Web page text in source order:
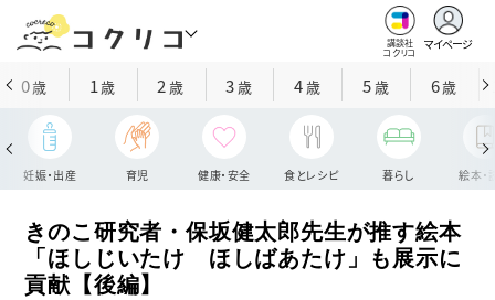
講談社
コクリコ
マイページ
0歳 1歳 2 歳 3歳 4歳 5歳 6歳
妊娠・出産 育児 健康・安全 食とレシピ 暮らし 絵本・
きのこ研究者・保坂健太郎先生が推す絵本
「ほしじいたけ ほしばあたけ」も展示に
貢献【後編】